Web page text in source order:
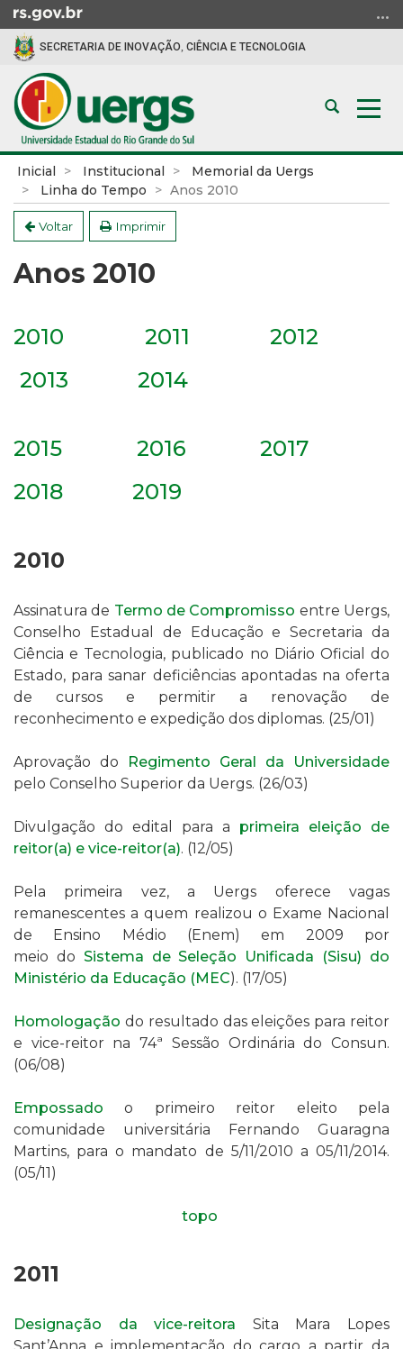
para
conteúdo
para
menu
para
busca
SECRETARIA DE INOVAÇÃO, CIÊNCIA E TECNOLOGIA
Abrir
busca
Início
conteúdo
Inicial Institucional
Memorial da Uergs
Linha do Tempo
Anos 2010
Voltar Imprimir
Anos 2010
2010 2011
2012
2013
2014
2015 2016
2017
2018
2019
2010
Assinatura de Termo de Compromisso entre Uergs,
Conselho Estadual de Educação e Secretaria da
Ciência e Tecnologia, publicado no Diário Oficial do
Estado, para sanar deficiências apontadas na oferta
de cursos e permitir a renovação de
reconhecimento e expedição dos diplomas. (25/01)
Aprovação do
Regimento Geral da Universidade
pelo Conselho Superior da Uergs. (26/03)
Divulgação do edital para a primeira eleição de
reitor(a) e vice-reitor(a). (12/05)
Pela primeira vez, a Uergs oferece vagas
remanescentes a quem realizou o Exame Nacional
de Ensino Médio (Enem) em 2009 por
meio do Sistema de Seleção Unificada (Sisu) do
Ministério da Educação (MEC). (17/05)
Homologação do resultado das eleições para reitor
e vice-reitor na 74ª Sessão Ordinária do Consun.
(06/08)
Empossado o primeiro reitor eleito pela
comunidade universitária Fernando Guaragna
Martins, para o mandato de 5/11/2010 a 05/11/2014.
(05/11)
topo
2011
Designação da vice-reitora Sita Mara Lopes